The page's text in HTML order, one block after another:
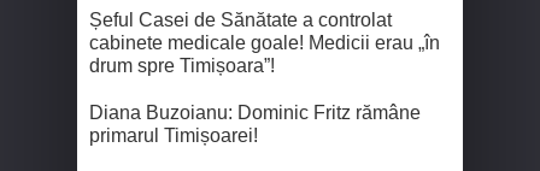
Șeful Casei de Sănătate a controlat
cabinete medicale goale! Medicii erau „în
drum spre Timișoara”!
Diana Buzoianu: Dominic Fritz rămâne
primarul Timișoarei!